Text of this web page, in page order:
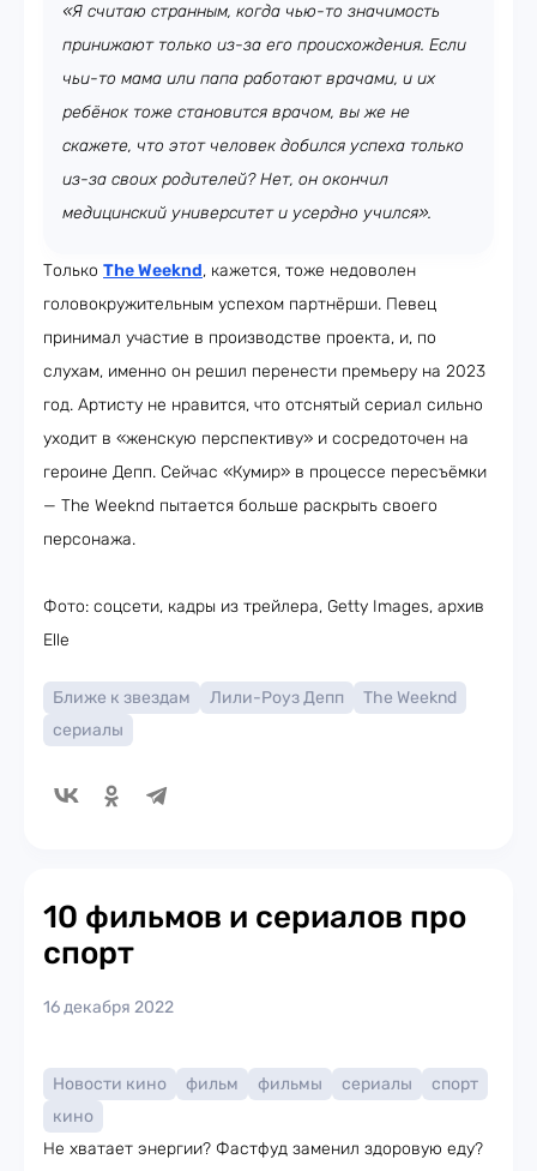
«Я считаю странным, когда чью-то значимость
принижают только из-за его происхождения. Если
чьи-то мама или папа работают врачами, и их
ребёнок тоже становится врачом, вы же не
скажете, что этот человек добился успеха только
из-за своих родителей? Нет, он окончил
медицинский университет и усердно учился».
Только The Weeknd, кажется, тоже недоволен
головокружительным успехом партнёрши. Певец
принимал участие в производстве проекта, и, по
слухам, именно он решил перенести премьеру на 2023
год. Артисту не нравится, что отснятый сериал сильно
уходит в «женскую перспективу» и сосредоточен на
героине Депп. Сейчас «Кумир» в процессе пересъёмки
— The Weeknd пытается больше раскрыть своего
персонажа.
Фото: соцсети, кадры из трейлера, Getty Images, архив
Elle
Ближе к звездам Лили-Роуз Депп
The Weeknd
сериалы
10 фильмов и сериалов про
спорт
16 декабря 2022
Новости кино фильм фильмы сериалы
спорт
кино
Не хватает энергии? Фастфуд заменил здоровую еду?